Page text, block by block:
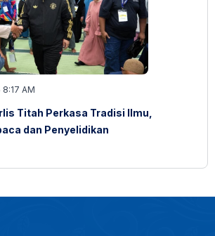
AM
Titah Perkasa Tradisi Ilmu,
dan Penyelidikan